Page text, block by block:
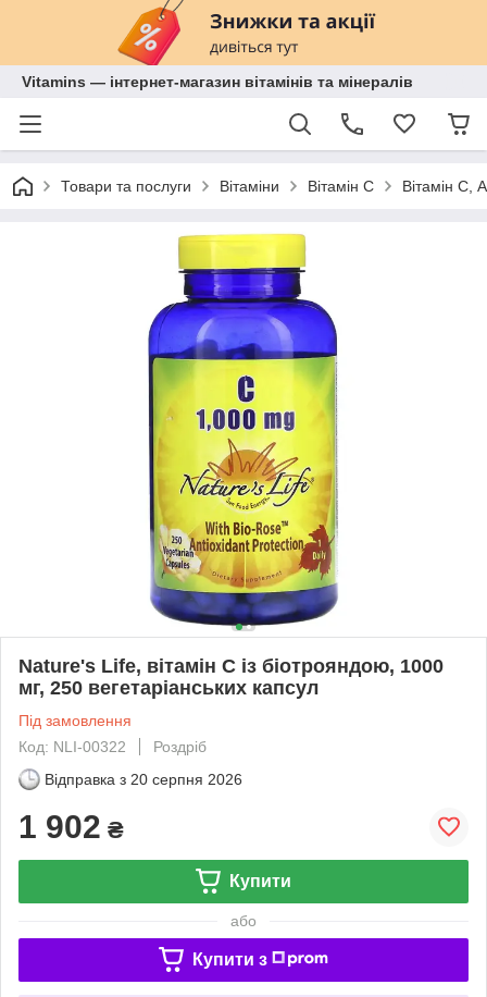
Vitamins — інтернет-магазин вітамінів та мінералів
Товари та послуги Вітаміни Вітамін С Вітамін С,
Nature's Life, вітамін C із біотрояндою, 1000
мг, 250 вегетаріанських капсул
Під замовлення
Код: NLI-00322
Роздріб
Відправка з 20 серпня 2026
1 902 ₴
Купити
або
Купити з